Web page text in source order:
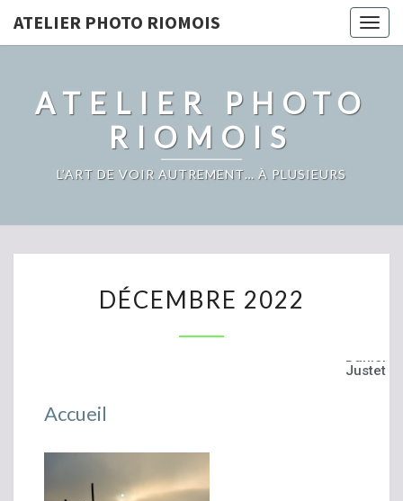
ATELIER PHOTO RIOMOIS
ATELIER PHOTO
RIOMOIS
L’ART DE VOIR AUTREMENT… À PLUSIEURS
DÉCEMBRE 2022
Accueil
Daniel
Justet